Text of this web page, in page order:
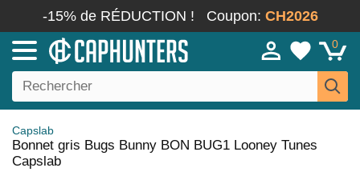
-15% de RÉDUCTION ! Coupon: CH2026
0
Capslab
Bonnet gris Bugs Bunny BON BUG1 Looney Tunes
Capslab